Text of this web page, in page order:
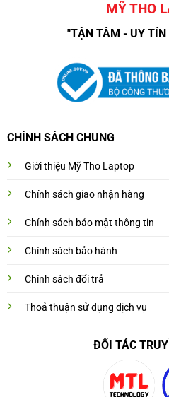
MỸ THO
"TẬN TÂM - UY TÍN
CHÍNH SÁCH CHUNG
Giới thiệu Mỹ Tho Laptop
Chính sách giao nhận hàng
Chính sách bảo mật thông tin
Chính sách bảo hành
Chính sách đổi trả
Thoả thuận sử dụng dịch vụ
ĐỐI TÁC